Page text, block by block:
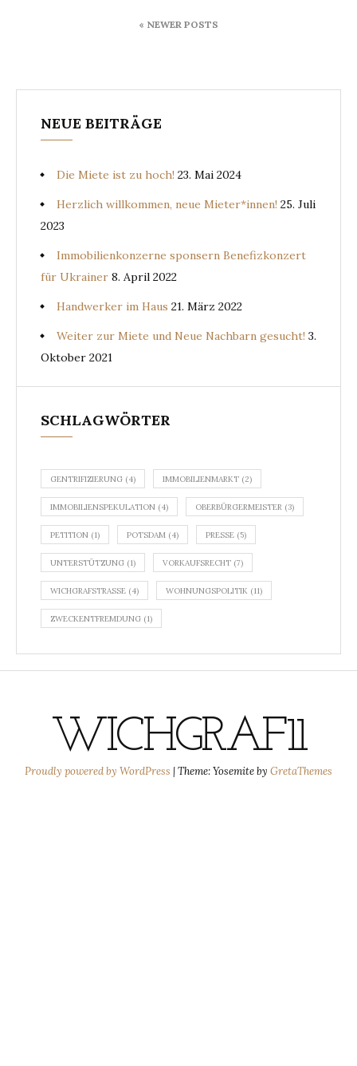
« NEWER POSTS
NEUE BEITRÄGE
Die Miete ist zu hoch! 23. Mai 2024
Herzlich willkommen, neue Mieter*innen! 25. Juli
2023
Immobilienkonzerne sponsern Benefizkonzert
für Ukrainer 8. April 2022
Handwerker im Haus 21. März 2022
Weiter zur Miete und Neue Nachbarn gesucht! 3.
Oktober 2021
SCHLAGWÖRTER
GENTRIFIZIERUNG (4) IMMOBILIENMARKT (2)
IMMOBILIENSPEKULATION (4) OBERBÜRGERMEISTER (3)
PETITION (1) POTSDAM (4) PRESSE (5)
UNTERSTÜTZUNG (1) VORKAUFSRECHT (7)
WICHGRAFSTRASSE (4) WOHNUNGSPOLITIK (11)
ZWECKENTFREMDUNG (1)
WICHGRAF11
Proudly powered by WordPress |Theme: Yosemite by GretaThemes